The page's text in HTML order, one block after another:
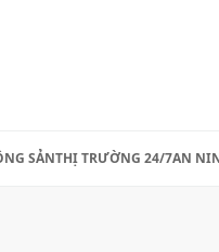
SẢNTHỊ TRƯỜNG 24/7AN